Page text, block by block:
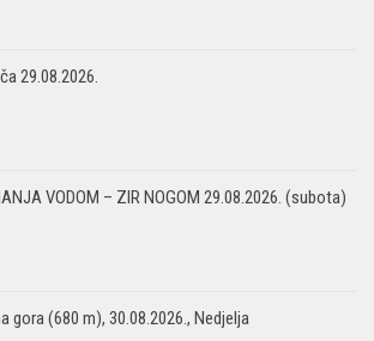
29.08.2026.
VODOM – ZIR NOGOM 29.08.2026. (subota)
gora (680 m), 30.08.2026., Nedjelja